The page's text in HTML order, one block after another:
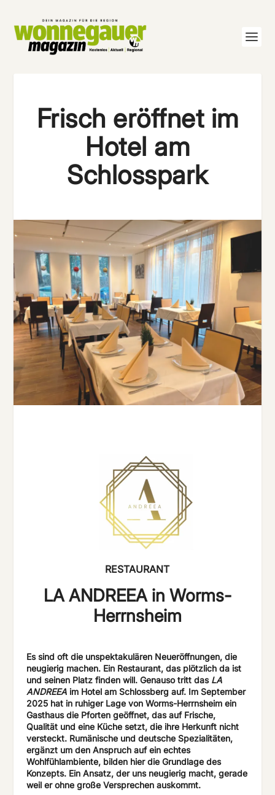
Frisch eröffnet im
Hotel am
Schlosspark
RESTAURANT
LA ANDREEA in Worms-
Herrnsheim
Es sind oft die unspektakulären Neueröffnungen, die
neugierig machen. Ein Restaurant, das plötzlich da ist
und seinen Platz finden will. Genauso tritt das LA
ANDREEA im Hotel am Schlossberg auf. Im September
2025 hat in ruhiger Lage von Worms-Herrnsheim ein
Gasthaus die Pforten geöffnet, das auf Frische,
Qualität und eine Küche setzt, die ihre Herkunft nicht
versteckt. Rumänische und deutsche Spezialitäten,
ergänzt um den Anspruch auf ein echtes
Wohlfühlambiente, bilden hier die Grundlage des
Konzepts. Ein Ansatz, der uns neugierig macht, gerade
weil er ohne große Versprechen auskommt.